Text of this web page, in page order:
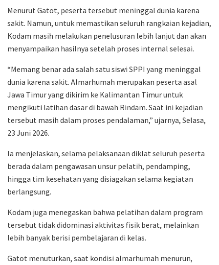
Menurut Gatot, peserta tersebut meninggal dunia karena
sakit. Namun, untuk memastikan seluruh rangkaian kejadian,
Kodam masih melakukan penelusuran lebih lanjut dan akan
menyampaikan hasilnya setelah proses internal selesai.
“Memang benar ada salah satu siswi SPPI yang meninggal
dunia karena sakit. Almarhumah merupakan peserta asal
Jawa Timur yang dikirim ke Kalimantan Timur untuk
mengikuti latihan dasar di bawah Rindam. Saat ini kejadian
tersebut masih dalam proses pendalaman,” ujarnya, Selasa,
23 Juni 2026.
Ia menjelaskan, selama pelaksanaan diklat seluruh peserta
berada dalam pengawasan unsur pelatih, pendamping,
hingga tim kesehatan yang disiagakan selama kegiatan
berlangsung.
Kodam juga menegaskan bahwa pelatihan dalam program
tersebut tidak didominasi aktivitas fisik berat, melainkan
lebih banyak berisi pembelajaran di kelas.
Gatot menuturkan, saat kondisi almarhumah menurun,